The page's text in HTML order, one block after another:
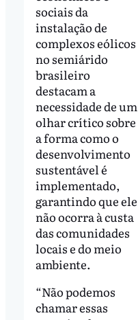
sociais da
instalação de
complexos eólicos
no semiárido
brasileiro
destacam a
necessidade de um
olhar crítico sobre
a forma como o
desenvolvimento
sustentável é
implementado,
garantindo que ele
não ocorra à custa
das comunidades
locais e do meio
ambiente.
“Não podemos
chamar essas